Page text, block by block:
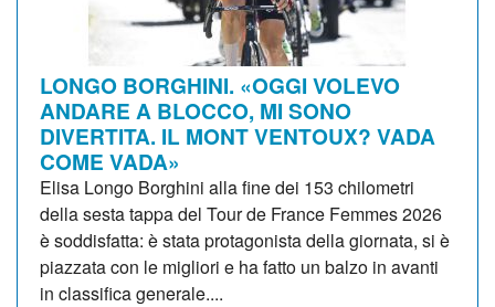
LONGO BORGHINI. «OGGI VOLEVO
ANDARE A BLOCCO, MI SONO
DIVERTITA. IL MONT VENTOUX? VADA
COME VADA»
Elisa Longo Borghini alla fine dei 153 chilometri
della sesta tappa del Tour de France Femmes 2026
è soddisfatta: è stata protagonista della giornata, si è
piazzata con le migliori e ha fatto un balzo in avanti
in classifica generale....